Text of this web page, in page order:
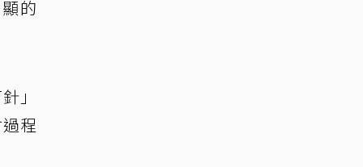
的
」
程